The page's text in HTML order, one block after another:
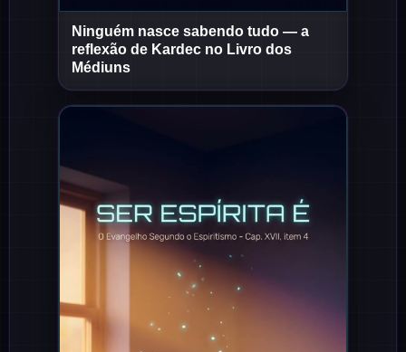
Short Short
Ninguém nasce sabendo tudo — a
reflexão de Kardec no Livro dos
Médiuns